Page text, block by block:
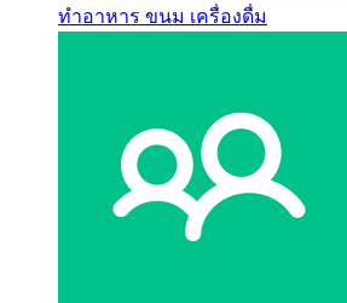
ทำอาหาร ขนม เครื่องดื่ม